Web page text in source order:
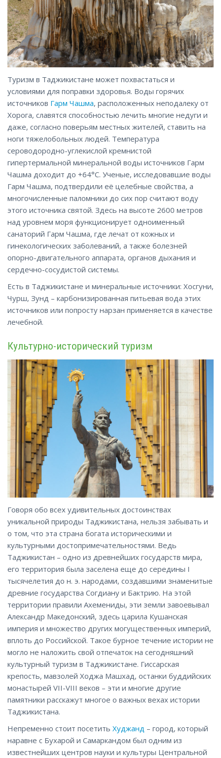
Туризм в Таджикистане может похвастаться и
условиями для поправки здоровья. Воды горячих
источников Гарм Чашма, расположенных неподалеку от
Хорога, славятся способностью лечить многие недуги и
даже, согласно поверьям местных жителей, ставить на
ноги тяжелобольных людей. Температура
сероводородно-углекислой кремнистой
гипертермальной минеральной воды источников Гарм
Чашма доходит до +64°С. Ученые, исследовавшие воды
Гарм Чашма, подтвердили её целебные свойства, а
многочисленные паломники до сих пор считают воду
этого источника святой. Здесь на высоте 2600 метров
над уровнем моря функционирует одноименный
санаторий Гарм Чашма, где лечат от кожных и
гинекологических заболеваний, а также болезней
опорно-двигательного аппарата, органов дыхания и
сердечно-сосудистой системы.
Есть в Таджикистане и минеральные источники: Хосгуни,
Чурш, Зунд – карбонизированная питьевая вода этих
источников или попросту нарзан применяется в качестве
лечебной.
Культурно-исторический туризм
Говоря обо всех удивительных достоинствах
уникальной природы Таджикистана, нельзя забывать и
о том, что эта страна богата историческими и
культурными достопримечательностями. Ведь
Таджикистан – одно из древнейших государств мира,
его территория была заселена еще до середины I
тысячелетия до н. э. народами, создавшими знаменитые
древние государства Согдиану и Бактрию. На этой
территории правили Ахемениды, эти земли завоевывал
Александр Македонский, здесь царила Кушанская
империя и множество других могущественных империй,
вплоть до Российской. Такое бурное течение истории не
могло не наложить свой отпечаток на сегодняшний
культурный туризм в Таджикистане. Гиссарская
крепость, мавзолей Ходжа Машхад, останки буддийских
монастырей VII-VIII веков – эти и многие другие
памятники расскажут многое о важных вехах истории
Таджикистана.
Непременно стоит посетить Худжанд – город, который
наравне с Бухарой и Самаркандом был одним из
известнейших центров науки и культуры Центральной